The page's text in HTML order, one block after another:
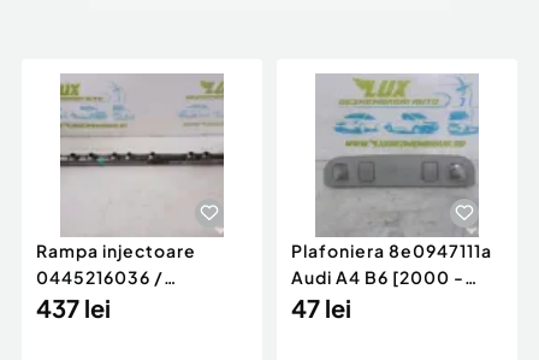
Rampa injectoare
0445216036 /
780542302 3.0 d 313
437 lei
Plafoniera 8e0947111a
Audi A4 B6 [2000 -
2005]
47 lei